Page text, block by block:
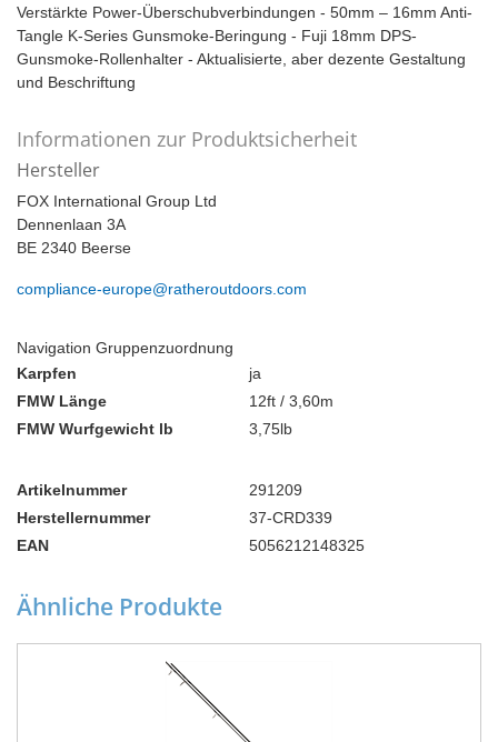
Verstärkte Power-Überschubverbindungen - 50mm – 16mm Anti-
Tangle K-Series Gunsmoke-Beringung - Fuji 18mm DPS-
Gunsmoke-Rollenhalter - Aktualisierte, aber dezente Gestaltung
und Beschriftung
Informationen zur Produktsicherheit
Hersteller
FOX International Group Ltd
Dennenlaan 3A
BE 2340 Beerse
compliance-europe@ratheroutdoors.com
Navigation Gruppenzuordnung
Karpfen
ja
FMW Länge
12ft / 3,60m
FMW Wurfgewicht lb
3,75lb
Artikelnummer
291209
Herstellernummer
37-CRD339
EAN
5056212148325
Ähnliche Produkte